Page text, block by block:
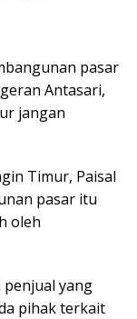
pasar
Antasari,
jangan
Timur, Paisal
pasar itu
oleh
penjual yang
pihak terkait